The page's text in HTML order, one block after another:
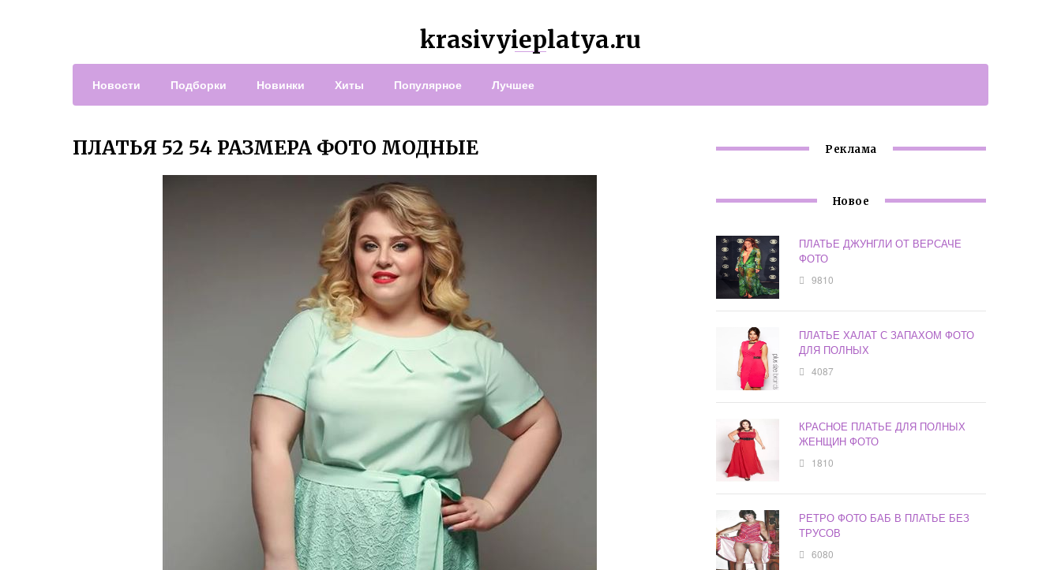
krasivyieplatya.ru
Новости Подборки Новинки Хиты Популярное Лучшее
ПЛАТЬЯ 52 54 РАЗМЕРА ФОТО МОДНЫЕ Реклама
Новое
ПЛАТЬЕ ДЖУНГЛИ ОТ ВЕРСАЧЕ
ФОТО
9810
ПЛАТЬЕ ХАЛАТ С ЗАПАХОМ ФОТО
ДЛЯ ПОЛНЫХ
4087
КРАСНОЕ ПЛАТЬЕ ДЛЯ ПОЛНЫХ
ЖЕНЩИН ФОТО
1810
РЕТРО ФОТО БАБ В ПЛАТЬЕ БЕЗ
ТРУСОВ
6080